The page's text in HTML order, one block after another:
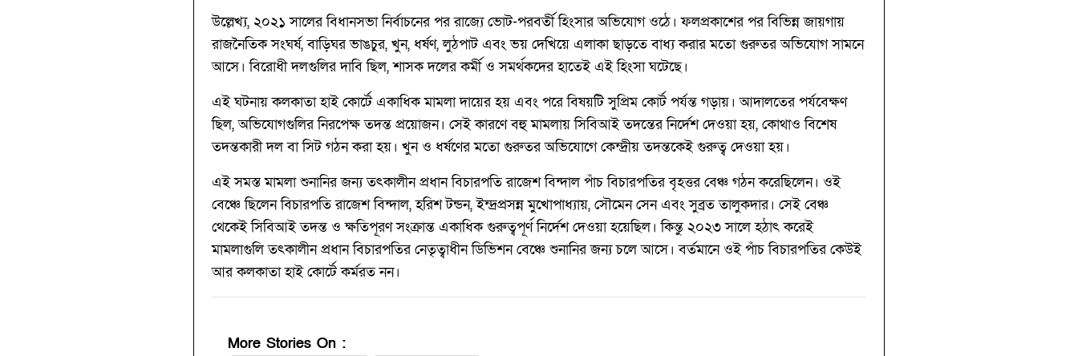
উল্লেখ্য, ২০২১ সালের বিধানসভা নির্বাচনের পর রাজ্যে ভোট-পরবর্তী হিংসার অভিযোগ ওঠে। ফলপ্রকাশের পর বিভিন্ন জায়গায়
রাজনৈতিক সংঘর্ষ, বাড়িঘর ভাঙচুর, খুন, ধর্ষণ, লুঠপাট এবং ভয় দেখিয়ে এলাকা ছাড়তে বাধ্য করার মতো গুরুতর অভিযোগ সামনে
আসে। বিরোধী দলগুলির দাবি ছিল, শাসক দলের কর্মী ও সমর্থকদের হাতেই এই হিংসা ঘটেছে।
এই ঘটনায় কলকাতা হাই কোর্টে একাধিক মামলা দায়ের হয় এবং পরে বিষয়টি সুপ্রিম কোর্ট পর্যন্ত গড়ায়। আদালতের পর্যবেক্ষণ
ছিল, অভিযোগগুলির নিরপেক্ষ তদন্ত প্রয়োজন। সেই কারণে বহু মামলায় সিবিআই তদন্তের নির্দেশ দেওয়া হয়, কোথাও বিশেষ
তদন্তকারী দল বা সিট গঠন করা হয়। খুন ও ধর্ষণের মতো গুরুতর অভিযোগে কেন্দ্রীয় তদন্তকেই গুরুত্ব দেওয়া হয়।
এই সমস্ত মামলা শুনানির জন্য তৎকালীন প্রধান বিচারপতি রাজেশ বিন্দাল পাঁচ বিচারপতির বৃহত্তর বেঞ্চ গঠন করেছিলেন। ওই
বেঞ্চে ছিলেন বিচারপতি রাজেশ বিন্দাল, হরিশ টন্ডন, ইন্দ্রপ্রসন্ন মুখোপাধ্যায়, সৌমেন সেন এবং সুব্রত তালুকদার। সেই বেঞ্চ
থেকেই সিবিআই তদন্ত ও ক্ষতিপূরণ সংক্রান্ত একাধিক গুরুত্বপূর্ণ নির্দেশ দেওয়া হয়েছিল। কিন্তু ২০২৩ সালে হঠাৎ করেই
মামলাগুলি তৎকালীন প্রধান বিচারপতির নেতৃত্বাধীন ডিভিশন বেঞ্চে শুনানির জন্য চলে আসে। বর্তমানে ওই পাঁচ বিচারপতির কেউই
আর কলকাতা হাই কোর্টে কর্মরত নন।
More Stories On :